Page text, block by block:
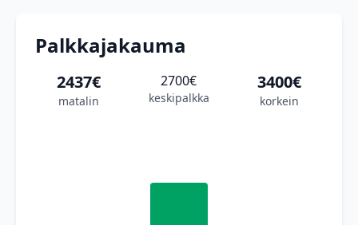
Palkkajakauma
2437€
matalin
2700€
keskipalkka
3400€
korkein